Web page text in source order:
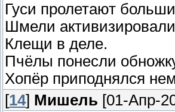
Гуси пролетают
Шмели
Клещи в деле.
Пчёлы понесли
Хопёр приподнялся
[14] Мишель [01-Апр-